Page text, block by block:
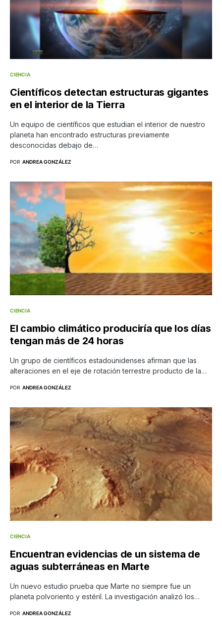
CIENCIA
Científicos detectan estructuras gigantes
en el interior de la Tierra
Un equipo de científicos que estudian el interior de nuestro
planeta han encontrado estructuras previamente
desconocidas debajo de…
POR ANDREA GONZÁLEZ
CIENCIA
El cambio climático produciría que los días
tengan más de 24 horas
Un grupo de científicos estadounidenses afirman que las
alteraciones en el eje de rotación terrestre producto de la…
POR ANDREA GONZÁLEZ
CIENCIA
Encuentran evidencias de un sistema de
aguas subterráneas en Marte
Un nuevo estudio prueba que Marte no siempre fue un
planeta polvoriento y estéril. La investigación analizó los…
POR ANDREA GONZÁLEZ